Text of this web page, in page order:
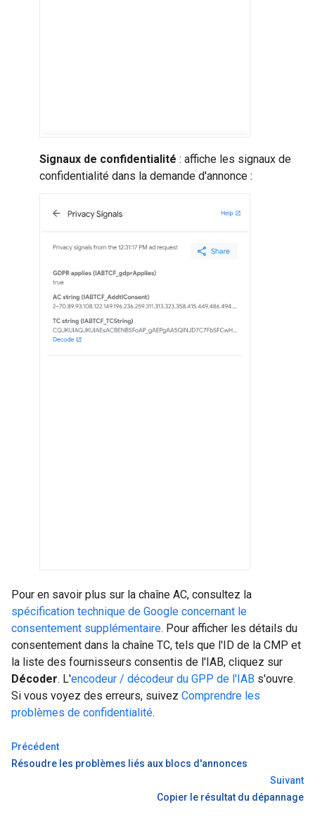
Signaux de confidentialité : affiche les signaux de
confidentialité dans la demande d'annonce :
Pour en savoir plus sur la chaîne AC, consultez la
spécification technique de Google concernant le
consentement supplémentaire. Pour afficher les détails du
consentement dans la chaîne TC, tels que l'ID de la CMP et
la liste des fournisseurs consentis de l'IAB, cliquez sur
Décoder. L'encodeur / décodeur du GPP de l'IAB s'ouvre.
Si vous voyez des erreurs, suivez Comprendre les
problèmes de confidentialité.
Précédent
Résoudre les problèmes liés aux blocs d'annonces
Suivant
Copier le résultat du dépannage